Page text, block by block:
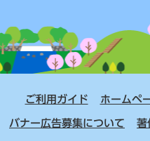
ご利用ガイド ホームペ
バナー広告募集について 著